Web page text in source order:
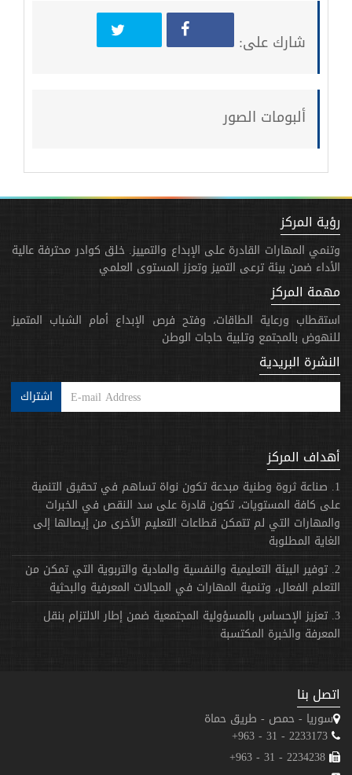
شارك على:
ألبومات الصور
رؤية المركز
وتنمي المهارات القادرة على الإبداع والتمييز. خلق كوادر محترفة عالية
الأداء ضمن بيئة ترعى التميز وتعزز المستوى العلمي
مهمة المركز
استقطاب ورعاية الطاقات، وفتح فرص الإبداع أمام الشباب المتميز
للنهوض بالمجتمع وتلبية حاجات الوطن
النشرة البريدية
اشتراك
أهداف المركز
1. صناعة ثروة وطنية مبدعة تكون نواة تساهم في تحقيق التنمية
على كافة المستويات، تكون قادرة على سد النقص في الخبرات
والمهارات التي لم تتمكن قطاعات التعليم الأخرى من إيصالها إلى
الغاية المطلوبة
2. توفير البيئة التعليمية والنفسية والمادية والتربوية التي تمكن من
التعلم الفعال، وتنمية المهارات في المجالات المعرفية والبحثية
3. تعزيز الإحساس بالمسؤولية المجتمعية ضمن إطار الالتزام بنقل
المعرفة والخبرة المكتسبة
اتصل بنا
سوريا - حمص - طريق حماة